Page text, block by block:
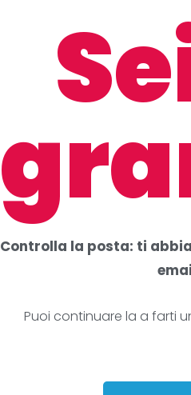
Controlla la posta: ti
Puoi continuare la a farti